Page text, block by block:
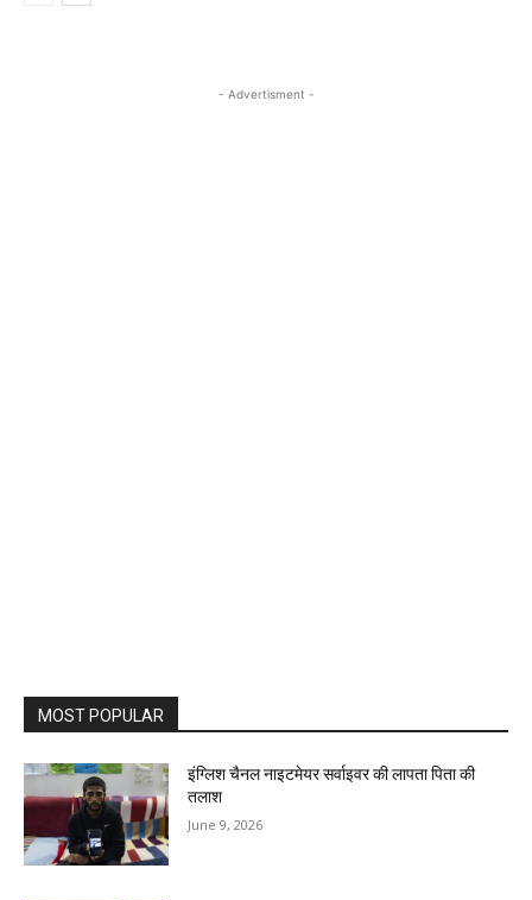
- Advertisment -
MOST POPULAR
इंग्लिश चैनल नाइटमेयर सर्वाइवर की लापता पिता की
तलाश
June 9, 2026